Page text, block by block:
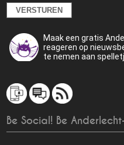
Maak een gratis
reageren op
te nemen aan
Be Social! Be